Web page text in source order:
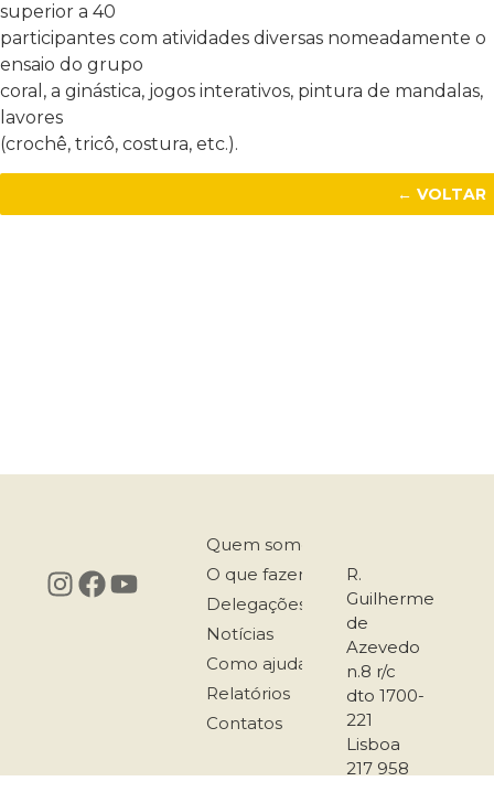
superior a 40
participantes com atividades diversas nomeadamente o
ensaio do grupo
coral, a ginástica, jogos interativos, pintura de mandalas,
lavores
(crochê, tricô, costura, etc.).
← VOLTAR
Quem somos
O que fazemos
Delegações
Notícias
Como ajudar
Relatórios
Contatos
R.
Guilherme
de
Azevedo
n.8 r/c
dto 1700-
221
Lisboa
217 958